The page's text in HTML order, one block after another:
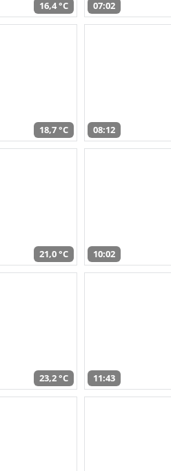
16,4 °C 07:02
18,7 °C 08:12
21,0 °C 10:02
23,2 °C 11:43